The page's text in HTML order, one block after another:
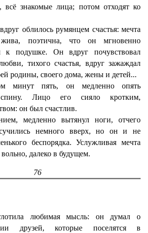
знакомые лица; потом отходят ко
облилось румянцем счастья: мечта
поэтична, что он мгновенно
к подушке. Он вдруг почувствовал
тихого счастья, вдруг зажаждал
родины, своего дома, жены и детей...
минут пять, он медленно опять
Лицо его сияло кротким,
он был счастлив.
медленно вытянул ноги, отчего
немного вверх, но он и не
беспорядка. Услужливая мечта
далеко в будущем.
76
любимая мысль: он думал о
друзей, которые поселятся в